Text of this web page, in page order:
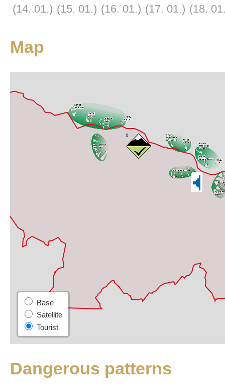
(14. 01.) (15. 01.) (16. 01.) (17. 01.) (18.
Map
Base
Satellite
Dangerous patterns